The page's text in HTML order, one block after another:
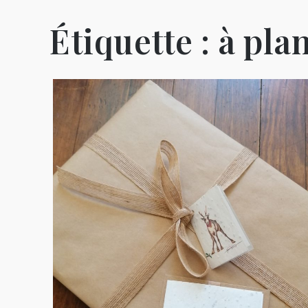
Étiquette : à